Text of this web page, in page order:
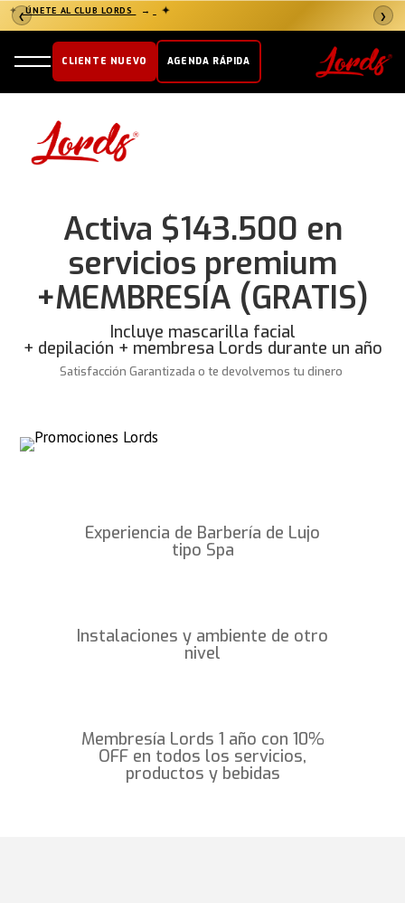
❮ ❯
✦ ÚNETE AL CLUB LORDS → ✦
CLIENTE NUEVO AGENDA RÁPIDA
Activa $143.500 en
servicios premium
+MEMBRESÍA (GRATIS)
Incluye mascarilla facial
+ depilación + membresa Lords durante un año
Satisfacción Garantizada o te devolvemos tu dinero
Experiencia de Barbería de Lujo
tipo Spa
Instalaciones y ambiente de otro
nivel
Membresía Lords 1 año con 10%
OFF en todos los servicios,
productos y bebidas